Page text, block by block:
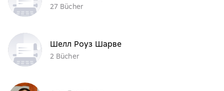
27 Bücher
Шелл Роуз Шарве
2 Bücher